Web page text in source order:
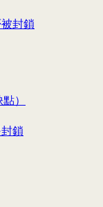
封鎖
）
鎖